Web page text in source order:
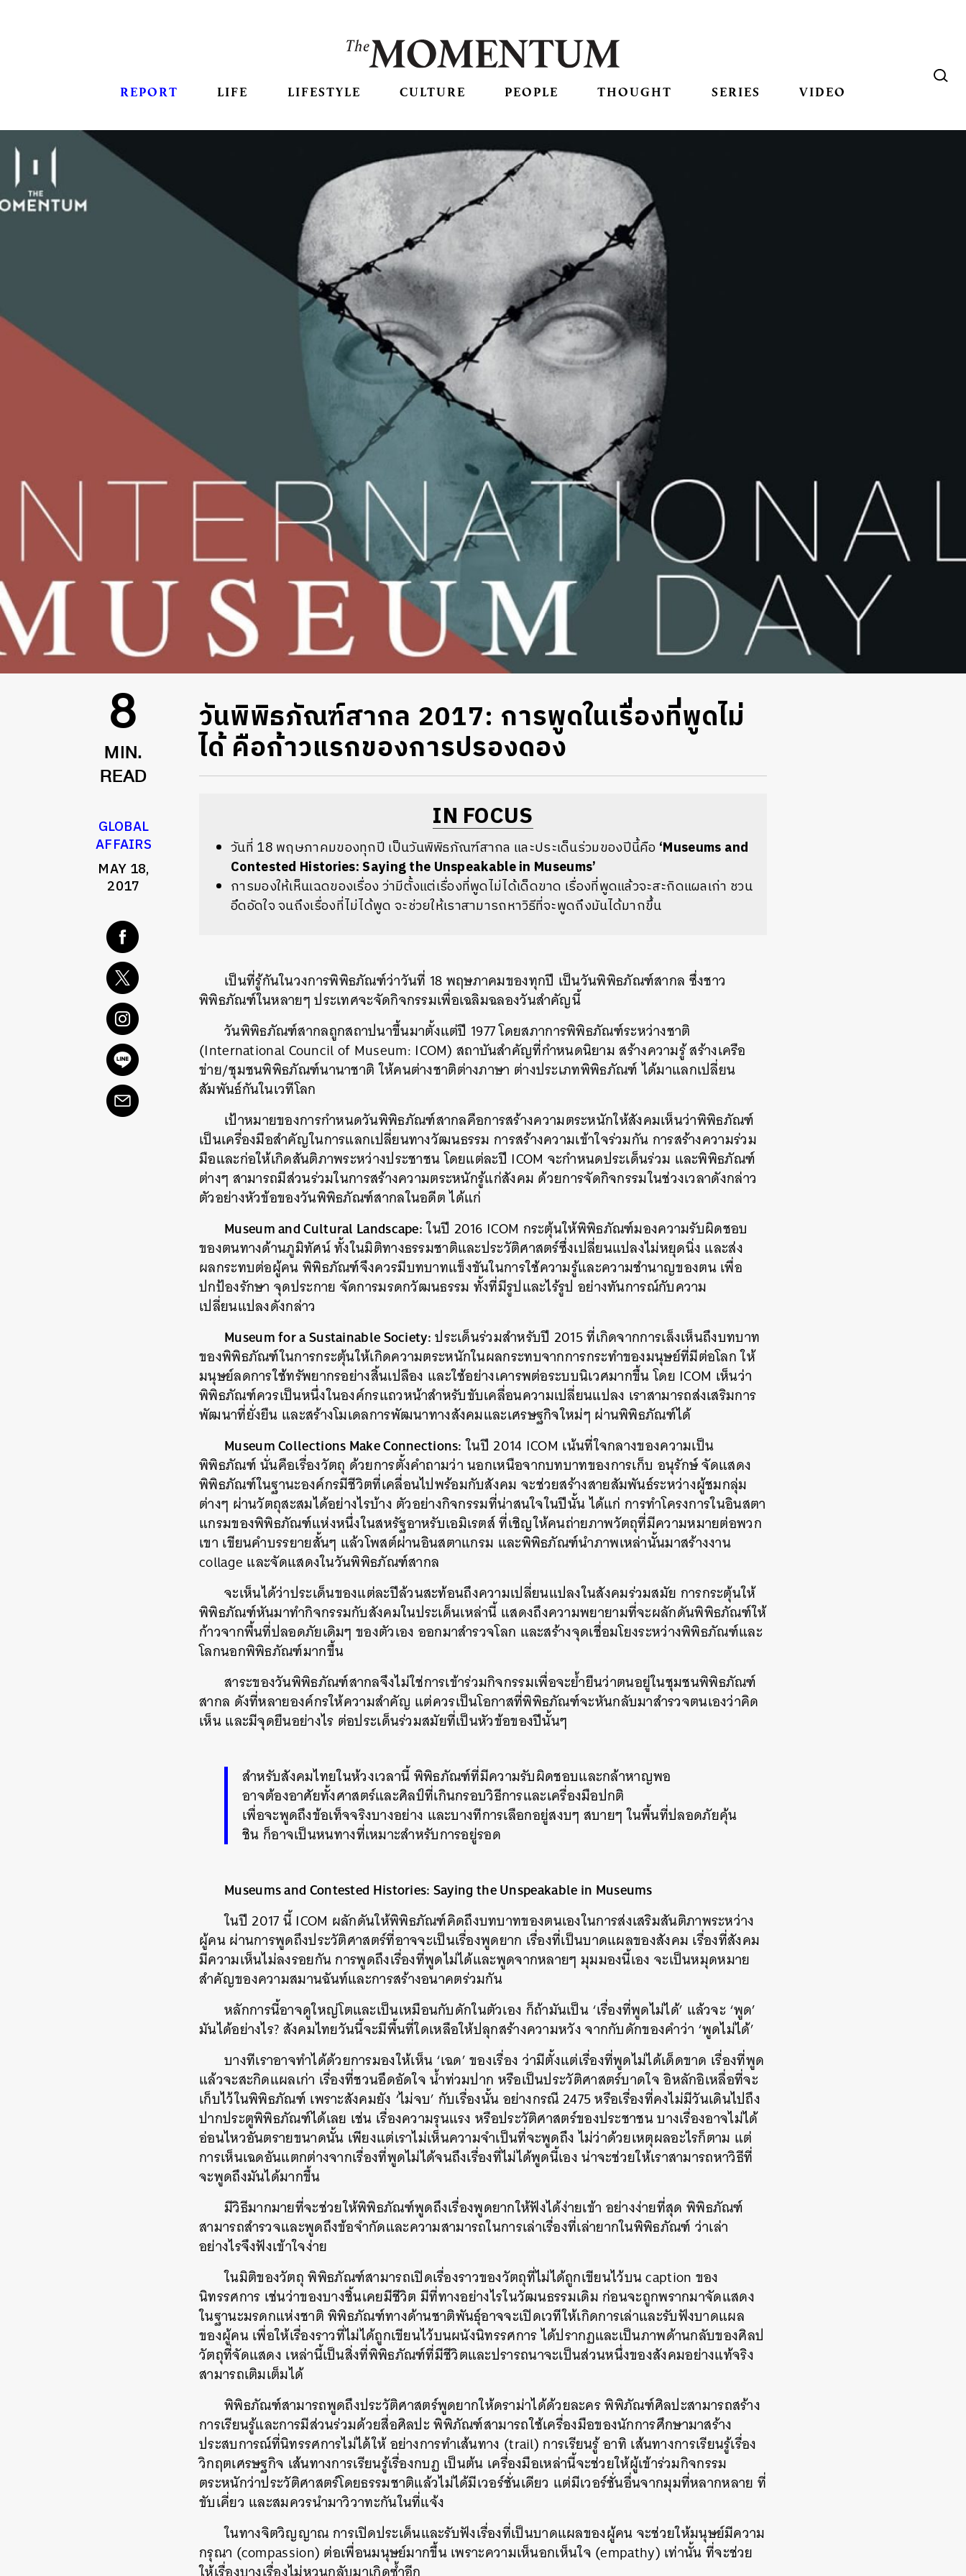
REPORT LIFE LIFESTYLE CULTURE PEOPLE THOUGHT SERIES VIDEO
8
MIN.
READ
GLOBAL
AFFAIRS
MAY 18,
2017
วันพิพิธภัณฑ์สากล 2017: การพูดในเรื่องที่พูดไม่
ได้ คือก้าวแรกของการปรองดอง
IN FOCUS
วันที่ 18 พฤษภาคมของทุกปี เป็นวันพิพิธภัณฑ์สากล และประเด็นร่วมของปีนี้คือ ‘Museums and
Contested Histories: Saying the Unspeakable in Museums’
การมองให้เห็นเฉดของเรื่อง ว่ามีตั้งแต่เรื่องที่พูดไม่ได้เด็ดขาด เรื่องที่พูดแล้วจะสะกิดแผลเก่า ชวน
อึดอัดใจ จนถึงเรื่องที่ไม่ได้พูด จะช่วยให้เราสามารถหาวิธีที่จะพูดถึงมันได้มากขึ้น
เป็นที่รู้กันในวงการพิพิธภัณฑ์ว่าวันที่ 18 พฤษภาคมของทุกปี เป็นวันพิพิธภัณฑ์สากล ซึ่งชาว
พิพิธภัณฑ์ในหลายๆ ประเทศจะจัดกิจกรรมเพื่อเฉลิมฉลองวันสำคัญนี้
วันพิพิธภัณฑ์สากลถูกสถาปนาขึ้นมาตั้งแต่ปี 1977 โดยสภาการพิพิธภัณฑ์ระหว่างชาติ
(International Council of Museum: ICOM) สถาบันสำคัญที่กำหนดนิยาม สร้างความรู้ สร้างเครือ
ข่าย/ชุมชนพิพิธภัณฑ์นานาชาติ ให้คนต่างชาติต่างภาษา ต่างประเภทพิพิธภัณฑ์ ได้มาแลกเปลี่ยน
สัมพันธ์กันในเวทีโลก
เป้าหมายของการกำหนดวันพิพิธภัณฑ์สากลคือการสร้างความตระหนักให้สังคมเห็นว่าพิพิธภัณฑ์
เป็นเครื่องมือสำคัญในการแลกเปลี่ยนทางวัฒนธรรม การสร้างความเข้าใจร่วมกัน การสร้างความร่วม
มือและก่อให้เกิดสันติภาพระหว่างประชาชน โดยแต่ละปี ICOM จะกำหนดประเด็นร่วม และพิพิธภัณฑ์
ต่างๆ สามารถมีส่วนร่วมในการสร้างความตระหนักรู้แก่สังคม ด้วยการจัดกิจกรรมในช่วงเวลาดังกล่าว
ตัวอย่างหัวข้อของวันพิพิธภัณฑ์สากลในอดีต ได้แก่
Museum and Cultural Landscape:ในปี 2016 ICOM กระตุ้นให้พิพิธภัณฑ์มองความรับผิดชอบ
ของตนทางด้านภูมิทัศน์ ทั้งในมิติทางธรรมชาติและประวัติศาสตร์ซึ่งเปลี่ยนแปลงไม่หยุดนิ่ง และส่ง
ผลกระทบต่อผู้คน พิพิธภัณฑ์จึงควรมีบทบาทแข็งขันในการใช้ความรู้และความชำนาญของตน เพื่อ
ปกป้องรักษา จุดประกาย จัดการมรดกวัฒนธรรม ทั้งที่มีรูปและไร้รูป อย่างทันการณ์กับความ
เปลี่ยนแปลงดังกล่าว
Museum for a Sustainable Society:ประเด็นร่วมสำหรับปี 2015 ที่เกิดจากการเล็งเห็นถึงบทบาท
ของพิพิธภัณฑ์ในการกระตุ้นให้เกิดความตระหนักในผลกระทบจากการกระทำของมนุษย์ที่มีต่อโลก ให้
มนุษย์ลดการใช้ทรัพยากรอย่างสิ้นเปลือง และใช้อย่างเคารพต่อระบบนิเวศมากขึ้น โดย ICOM เห็นว่า
พิพิธภัณฑ์ควรเป็นหนึ่งในองค์กรแถวหน้าสำหรับขับเคลื่อนความเปลี่ยนแปลง เราสามารถส่งเสริมการ
พัฒนาที่ยั่งยืน และสร้างโมเดลการพัฒนาทางสังคมและเศรษฐกิจใหม่ๆ ผ่านพิพิธภัณฑ์ได้
Museum Collections Make Connections:ในปี 2014 ICOM เน้นที่ใจกลางของความเป็น
พิพิธภัณฑ์ นั่นคือเรื่องวัตถุ ด้วยการตั้งคำถามว่า นอกเหนือจากบทบาทของการเก็บ อนุรักษ์ จัดแสดง
พิพิธภัณฑ์ในฐานะองค์กรมีชีวิตที่เคลื่อนไปพร้อมกับสังคม จะช่วยสร้างสายสัมพันธ์ระหว่างผู้ชมกลุ่ม
ต่างๆ ผ่านวัตถุสะสมได้อย่างไรบ้าง ตัวอย่างกิจกรรมที่น่าสนใจในปีนั้น ได้แก่ การทำโครงการในอินสตา
แกรมของพิพิธภัณฑ์แห่งหนึ่งในสหรัฐอาหรับเอมิเรตส์ ที่เชิญให้คนถ่ายภาพวัตถุที่มีความหมายต่อพวก
เขา เขียนคำบรรยายสั้นๆ แล้วโพสต์ผ่านอินสตาแกรม และพิพิธภัณฑ์นำภาพเหล่านั้นมาสร้างงาน
collage และจัดแสดงในวันพิพิธภัณฑ์สากล
จะเห็นได้ว่าประเด็นของแต่ละปีล้วนสะท้อนถึงความเปลี่ยนแปลงในสังคมร่วมสมัย การกระตุ้นให้
พิพิธภัณฑ์หันมาทำกิจกรรมกับสังคมในประเด็นเหล่านี้ แสดงถึงความพยายามที่จะผลักดันพิพิธภัณฑ์ให้
ก้าวจากพื้นที่ปลอดภัยเดิมๆ ของตัวเอง ออกมาสำรวจโลก และสร้างจุดเชื่อมโยงระหว่างพิพิธภัณฑ์และ
โลกนอกพิพิธภัณฑ์มากขึ้น
สาระของวันพิพิธภัณฑ์สากลจึงไม่ใช่การเข้าร่วมกิจกรรมเพื่อจะย้ำยืนว่าตนอยู่ในชุมชนพิพิธภัณฑ์
สากล ดังที่หลายองค์กรให้ความสำคัญ แต่ควรเป็นโอกาสที่พิพิธภัณฑ์จะหันกลับมาสำรวจตนเองว่าคิด
เห็น และมีจุดยืนอย่างไร ต่อประเด็นร่วมสมัยที่เป็นหัวข้อของปีนั้นๆ
สำหรับสังคมไทยในห้วงเวลานี้ พิพิธภัณฑ์ที่มีความรับผิดชอบและกล้าหาญพอ
อาจต้องอาศัยทั้งศาสตร์และศิลป์ที่เกินกรอบวิธีการและเครื่องมือปกติ
เพื่อจะพูดถึงข้อเท็จจริงบางอย่าง และบางทีการเลือกอยู่สงบๆ สบายๆ ในพื้นที่ปลอดภัยคุ้น
ชิน ก็อาจเป็นหนทางที่เหมาะสำหรับการอยู่รอด
Museums and Contested Histories: Saying the Unspeakable in Museums
ในปี 2017 นี้ ICOM ผลักดันให้พิพิธภัณฑ์คิดถึงบทบาทของตนเองในการส่งเสริมสันติภาพระหว่าง
ผู้คน ผ่านการพูดถึงประวัติศาสตร์ที่อาจจะเป็นเรื่องพูดยาก เรื่องที่เป็นบาดแผลของสังคม เรื่องที่สังคม
มีความเห็นไม่ลงรอยกัน การพูดถึงเรื่องที่พูดไม่ได้และพูดจากหลายๆ มุมมองนี้เอง จะเป็นหมุดหมาย
สำคัญของความสมานฉันท์และการสร้างอนาคตร่วมกัน
หลักการนี้อาจดูใหญ่โตและเป็นเหมือนกับดักในตัวเอง ก็ถ้ามันเป็น ‘เรื่องที่พูดไม่ได้’ แล้วจะ ‘พูด’
มันได้อย่างไร? สังคมไทยวันนี้จะมีพื้นที่ใดเหลือให้ปลุกสร้างความหวัง จากกับดักของคำว่า ‘พูดไม่ได้’
บางทีเราอาจทำได้ด้วยการมองให้เห็น ‘เฉด’ ของเรื่อง ว่ามีตั้งแต่เรื่องที่พูดไม่ได้เด็ดขาด เรื่องที่พูด
แล้วจะสะกิดแผลเก่า เรื่องที่ชวนอึดอัดใจ น้ำท่วมปาก หรือเป็นประวัติศาสตร์บาดใจ อิหลักอิเหลื่อที่จะ
เก็บไว้ในพิพิธภัณฑ์ เพราะสังคมยัง ‘ไม่จบ’ กับเรื่องนั้น อย่างกรณี 2475 หรือเรื่องที่คงไม่มีวันเดินไปถึง
ปากประตูพิพิธภัณฑ์ได้เลย เช่น เรื่องความรุนแรง หรือประวัติศาสตร์ของประชาชน บางเรื่องอาจไม่ได้
อ่อนไหวอันตรายขนาดนั้น เพียงแต่เราไม่เห็นความจำเป็นที่จะพูดถึง ไม่ว่าด้วยเหตุผลอะไรก็ตาม แต่
การเห็นเฉดอันแตกต่างจากเรื่องที่พูดไม่ได้จนถึงเรื่องที่ไม่ได้พูดนี้เอง น่าจะช่วยให้เราสามารถหาวิธีที่
จะพูดถึงมันได้มากขึ้น
มีวิธีมากมายที่จะช่วยให้พิพิธภัณฑ์พูดถึงเรื่องพูดยากให้ฟังได้ง่ายเข้า อย่างง่ายที่สุด พิพิธภัณฑ์
สามารถสำรวจและพูดถึงข้อจำกัดและความสามารถในการเล่าเรื่องที่เล่ายากในพิพิธภัณฑ์ ว่าเล่า
อย่างไรจึงฟังเข้าใจง่าย
ในมิติของวัตถุ พิพิธภัณฑ์สามารถเปิดเรื่องราวของวัตถุที่ไม่ได้ถูกเขียนไว้บน caption ของ
นิทรรศการ เช่นว่าของบางชิ้นเคยมีชีวิต มีที่ทางอย่างไรในวัฒนธรรมเดิม ก่อนจะถูกพรากมาจัดแสดง
ในฐานะมรดกแห่งชาติ พิพิธภัณฑ์ทางด้านชาติพันธุ์อาจจะเปิดเวทีให้เกิดการเล่าและรับฟังบาดแผล
ของผู้คน เพื่อให้เรื่องราวที่ไม่ได้ถูกเขียนไว้บนผนังนิทรรศการ ได้ปรากฏและเป็นภาพด้านกลับของศิลป
วัตถุที่จัดแสดง เหล่านี้เป็นสิ่งที่พิพิธภัณฑ์ที่มีชีวิตและปรารถนาจะเป็นส่วนหนึ่งของสังคมอย่างแท้จริง
สามารถเติมเต็มได้
พิพิธภัณฑ์สามารถพูดถึงประวัติศาสตร์พูดยากให้ดราม่าได้ด้วยละคร พิพิภัณฑ์ศิลปะสามารถสร้าง
การเรียนรู้และการมีส่วนร่วมด้วยสื่อศิลปะ พิพิภัณฑ์สามารถใช้เครื่องมือของนักการศึกษามาสร้าง
ประสบการณ์ที่นิทรรศการไม่ได้ให้ อย่างการทำเส้นทาง (trail) การเรียนรู้ อาทิ เส้นทางการเรียนรู้เรื่อง
วิกฤตเศรษฐกิจ เส้นทางการเรียนรู้เรื่องกบฏ เป็นต้น เครื่องมือเหล่านี้จะช่วยให้ผู้เข้าร่วมกิจกรรม
ตระหนักว่าประวัติศาสตร์โดยธรรมชาติแล้วไม่ได้มีเวอร์ชั่นเดียว แต่มีเวอร์ชั่นอื่นจากมุมที่หลากหลาย ที่
ขับเคี่ยว และสมควรนำมาวิวาทะกันในที่แจ้ง
ในทางจิตวิญญาณ การเปิดประเด็นและรับฟังเรื่องที่เป็นบาดแผลของผู้คน จะช่วยให้มนุษย์มีความ
กรุณา (compassion) ต่อเพื่อนมนุษย์มากขึ้น เพราะความเห็นอกเห็นใจ (empathy) เท่านั้น ที่จะช่วย
SHARE TWEET LINE EMAIL